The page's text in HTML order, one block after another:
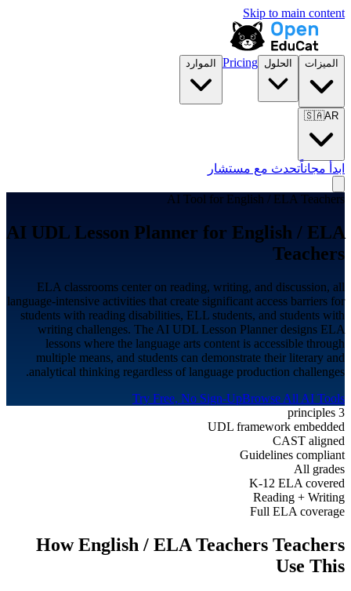
Skip to main content
الميزات الحلول Pricing الموارد
🇸🇦AR
ابدأ مجاناًتحدث مع مستشار
AI Tool for English / ELA Teachers
AI UDL Lesson Planner for English / ELA
Teachers
ELA classrooms center on reading, writing, and discussion, all
language-intensive activities that create significant access barriers for
students with reading disabilities, ELL students, and students with
writing challenges. The AI UDL Lesson Planner designs ELA
lessons where the language arts content is accessible through
multiple means, and students can demonstrate their literary and
analytical thinking regardless of language production challenges.
Try Free, No Sign-UpBrowse All AI Tools
3 principles
UDL framework embedded
CAST aligned
Guidelines compliant
All grades
K-12 ELA covered
Reading + Writing
Full ELA coverage
HowEnglish / ELA Teachers Teachers
Use This